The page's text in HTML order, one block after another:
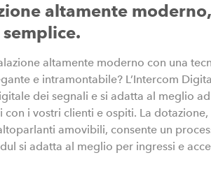
altamente
altamente moderno con una
e intramontabile? L’Intercom
dei segnali e si adatta al meglio
i vostri clienti e ospiti. La
amovibili, consente un
si adatta al meglio per ingressi e